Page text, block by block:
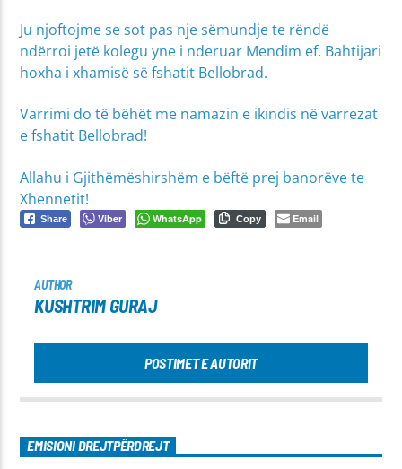
Ju njoftojme se sot pas nje sëmundje te rëndë
ndërroi jetë kolegu yne i nderuar Mendim ef. Bahtijari
hoxha i xhamisë së fshatit Bellobrad.
Varrimi do të bëhët me namazin e ikindis në varrezat
e fshatit Bellobrad!
Allahu i Gjithëmëshirshëm e bëftë prej banorëve te
Xhennetit!
Share Viber WhatsApp Copy Email
AUTHOR
KUSHTRIM GURAJ
POSTIMET E AUTORIT
EMISIONI DREJTPËRDREJT